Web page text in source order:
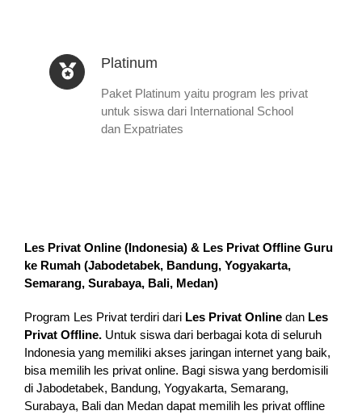
Platinum
Paket Platinum yaitu program les privat
untuk siswa dari International School
dan Expatriates
Les Privat Online (Indonesia) & Les Privat Offline Guru
ke Rumah (Jabodetabek, Bandung, Yogyakarta,
Semarang, Surabaya, Bali, Medan)
Program Les Privat terdiri dari Les Privat Online dan Les
Privat Offline. Untuk siswa dari berbagai kota di seluruh
Indonesia yang memiliki akses jaringan internet yang baik,
bisa memilih les privat online. Bagi siswa yang berdomisili
di Jabodetabek, Bandung, Yogyakarta, Semarang,
Surabaya, Bali dan Medan dapat memilih les privat offline